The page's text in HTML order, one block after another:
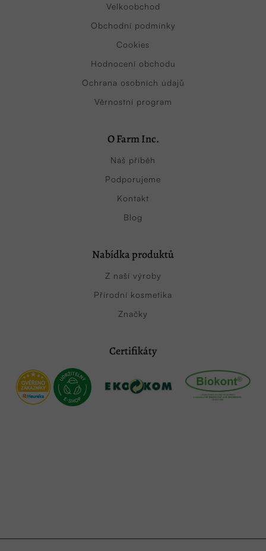
Velkoobchod
Obchodní podmínky
Cookies
Hodnocení obchodu
Ochrana osobních údajů
Věrnostní program
O Farm Inc.
Náš příběh
Podporujeme
Kontakt
Blog
Nabídka produktů
Z naší výroby
Přírodní kosmetika
Značky
Certifikáty